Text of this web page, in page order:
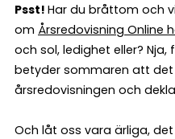
Psst! Har du bråttom och
om Årsredovisning Online
och sol, ledighet eller?
betyder sommaren att
årsredovisningen och
Och låt oss vara ärliga,